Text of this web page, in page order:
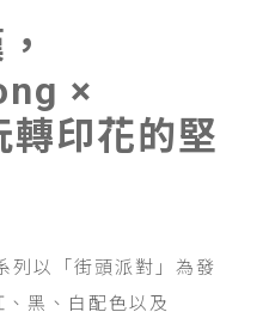
×
轉印花的堅
以「街頭派對」為發
黑、白配色以及